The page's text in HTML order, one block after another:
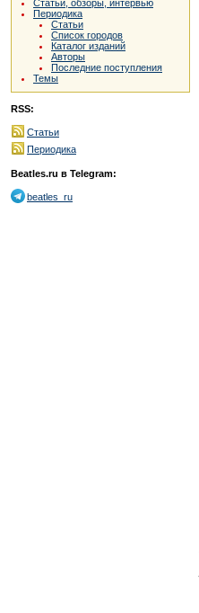
Статьи, обзоры, интервью
Периодика
Статьи
Список городов
Каталог изданий
Авторы
Последние поступления
Темы
RSS:
Статьи
Периодика
Beatles.ru в Telegram:
beatles_ru